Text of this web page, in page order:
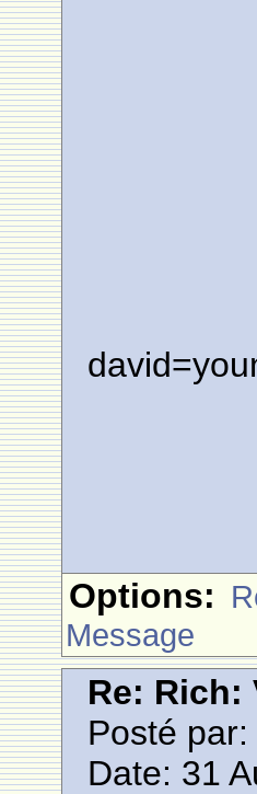
Options:
Message
Re: Rich:
Posté par:
Date: 31